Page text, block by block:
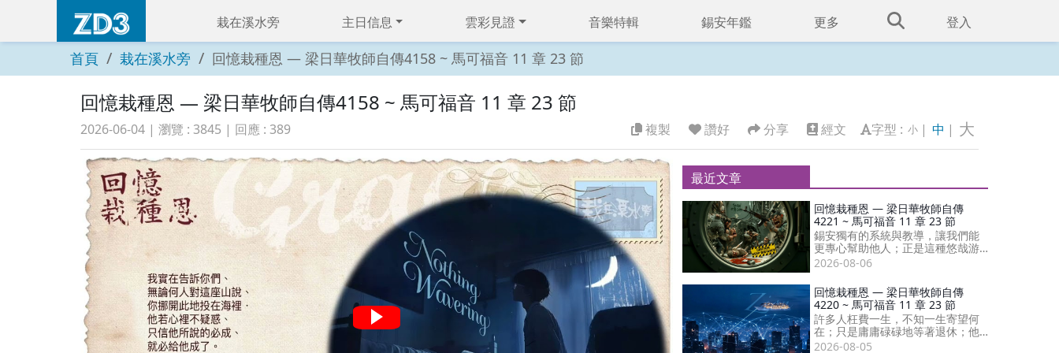
栽在溪水旁 主日信息 雲彩見證 音樂特輯 錫安年鑑 更多 登入
首頁 栽在溪水旁 回憶栽種恩 — 梁日華牧師自傳4158 ~ 馬可福音 11 章 23 節
回憶栽種恩 — 梁日華牧師自傳4158 ~ 馬可福音 11 章 23 節
2026-06-04 | 瀏覽 : 3845 | 回應 : 389 複製 讚好 分享 經文 字型 : 小 | 中 | 大
最近文章
回憶栽種恩 — 梁日華牧師自傳
4221 ~ 馬可福音 11 章 23 節
錫安獨有的系統與教導，讓我們能
更專心幫助他人；正是這種悠哉游
哉、不經意的專注，反而誕生出最
2026-08-06
回憶栽種恩 — 梁日華牧師自傳
4220 ~ 馬可福音 11 章 23 節
許多人枉費一生，不知一生寄望何
在；只是庸庸碌碌地等著退休；他
們不知竟有人能在年輕時尋見神，
2026-08-05